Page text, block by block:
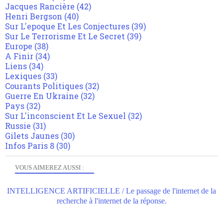
VOUS AIMEREZ AUSSI :
INTELLIGENCE ARTIFICIELLE / Le passage de l'internet de la
recherche à l'internet de la réponse.
Jacques Rancière (42)
Henri Bergson (40)
Sur L'epoque Et Les Conjectures (39)
Sur Le Terrorisme Et Le Secret (39)
Europe (38)
A Finir (34)
Liens (34)
Lexiques (33)
Courants Politiques (32)
Guerre En Ukraine (32)
Pays (32)
Sur L'inconscient Et Le Sexuel (32)
Russie (31)
Gilets Jaunes (30)
Infos Paris 8 (30)